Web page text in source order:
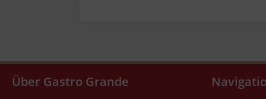
Über Gastro Grande